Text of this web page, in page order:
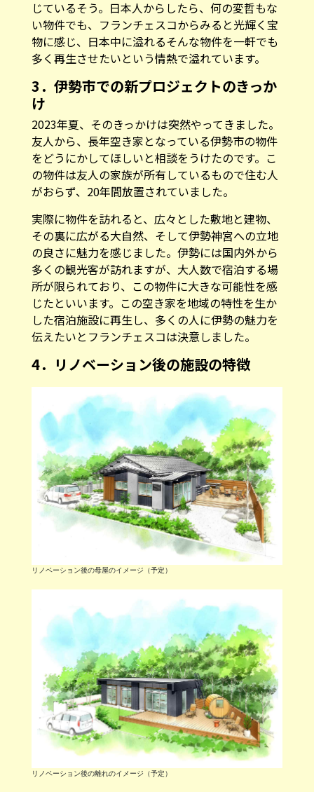
じているそう。日本人からしたら、何の変哲もな
い物件でも、フランチェスコからみると光輝く宝
物に感じ、日本中に溢れるそんな物件を一軒でも
多く再生させたいという情熱で溢れています。
3．伊勢市での新プロジェクトのきっか
け
2023年夏、そのきっかけは突然やってきました。
友人から、長年空き家となっている伊勢市の物件
をどうにかしてほしいと相談をうけたのです。こ
の物件は友人の家族が所有しているもので住む人
がおらず、20年間放置されていました。
実際に物件を訪れると、広々とした敷地と建物、
その裏に広がる大自然、そして伊勢神宮への立地
の良さに魅力を感じました。伊勢には国内外から
多くの観光客が訪れますが、大人数で宿泊する場
所が限られており、この物件に大きな可能性を感
じたといいます。この空き家を地域の特性を生か
した宿泊施設に再生し、多くの人に伊勢の魅力を
伝えたいとフランチェスコは決意しました。
4．リノベーション後の施設の特徴
リノベーション後の母屋のイメージ（予定）
リノベーション後の離れのイメージ（予定）